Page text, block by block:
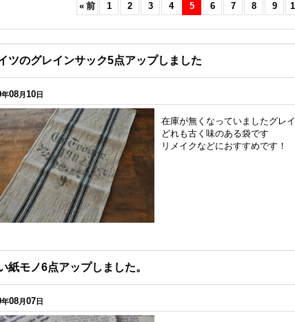
« 前 1 2 3 4 5 6 7 8 9
ツのグレインサック5点アップしました
年08月10日
在庫が無くなっていましたグレ
どれも古く味のある袋です
リメイクなどにおすすめです！
紙モノ6点アップしました。
年08月07日